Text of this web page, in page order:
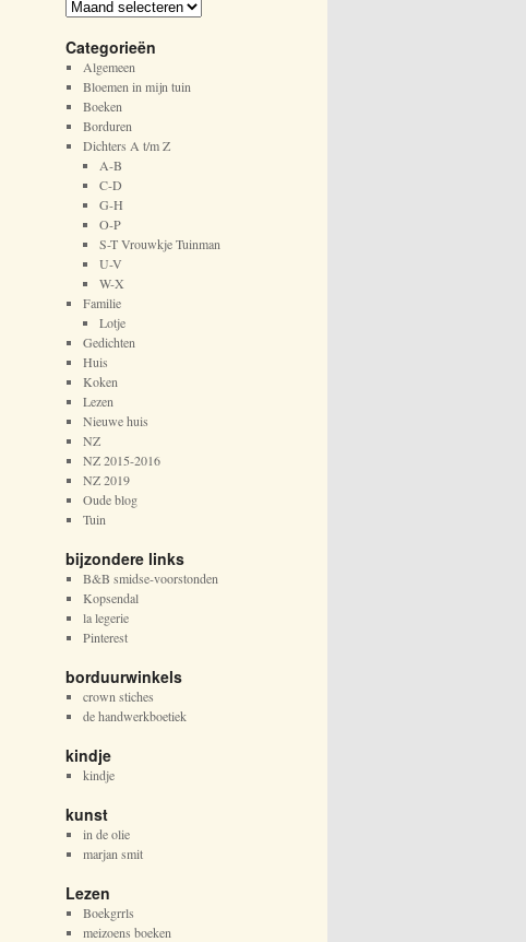
A
c
h
i
e
f
Categorieën
Algemeen
Bloemen in mijn tuin
Boeken
Borduren
Dichters A t/m Z
A-B
C-D
G-H
O-P
S-T Vrouwkje Tuinman
U-V
W-X
Familie
Lotje
Gedichten
Huis
Koken
Lezen
Nieuwe huis
NZ
NZ 2015-2016
NZ 2019
Oude blog
Tuin
bijzondere links
B&B smidse-voorstonden
Kopsendal
la legerie
Pinterest
borduurwinkels
crown stiches
de handwerkboetiek
kindje
kindje
kunst
in de olie
marjan smit
Lezen
Boekgrrls
meizoens boeken